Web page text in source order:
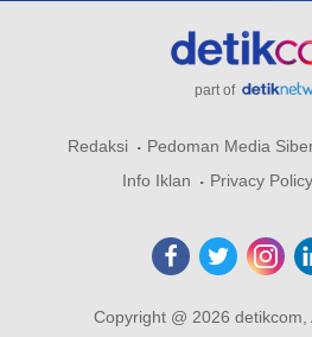
part of
Redaksi Pedoman Media
Info Iklan
Privacy Policy
Copyright @ 2026 detikcom,